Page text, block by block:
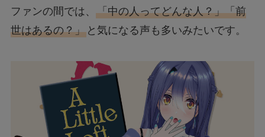
ファンの間では、 「中の人ってどんな人？」「前
世はあるの？」と気になる声も多いみたいです。